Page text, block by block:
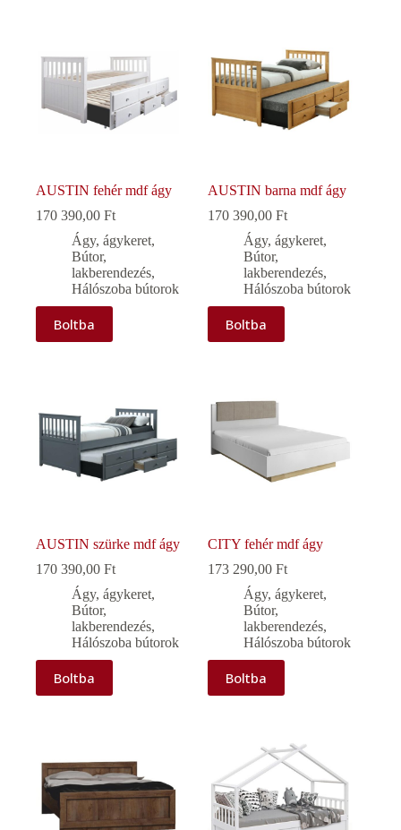
AUSTIN fehér mdf ágy
170 390,00 Ft
Ágy, ágykeret,
Bútor,
lakberendezés,
Hálószoba bútorok
Boltba
AUSTIN barna mdf ágy
170 390,00Ft
Ágy, ágykeret,
Bútor,
lakberendezés,
Hálószoba bútorok
Boltba
AUSTIN szürke mdf ágy
170 390,00 Ft
Ágy, ágykeret,
Bútor,
lakberendezés,
Hálószoba bútorok
Boltba
CITY fehér mdf ágy
173 290,00Ft
Ágy, ágykeret,
Bútor,
lakberendezés,
Hálószoba bútorok
Boltba